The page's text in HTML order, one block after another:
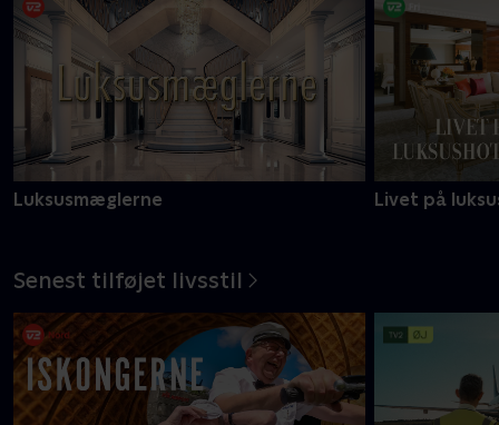
Luksusmæglerne Livet på
Senest tilføjet livsstil